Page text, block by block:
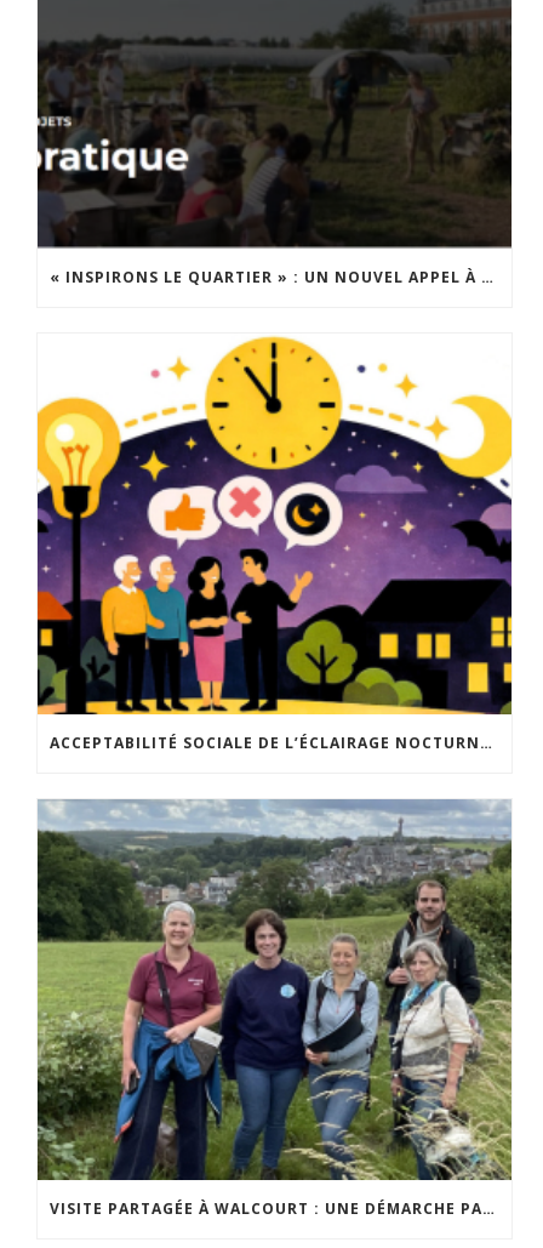
« INSPIRONS LE QUARTIER » : UN NOUVEL APPEL À PROJETS EST LANCÉ !
ACCEPTABILITÉ SOCIALE DE L’ÉCLAIRAGE NOCTURNE : LE REPLAY EST DISPONIBLE
VISITE PARTAGÉE À WALCOURT : UNE DÉMARCHE PARTICIPATIVE ANIMÉE PAR ESPACE ENVIRONNEMENT